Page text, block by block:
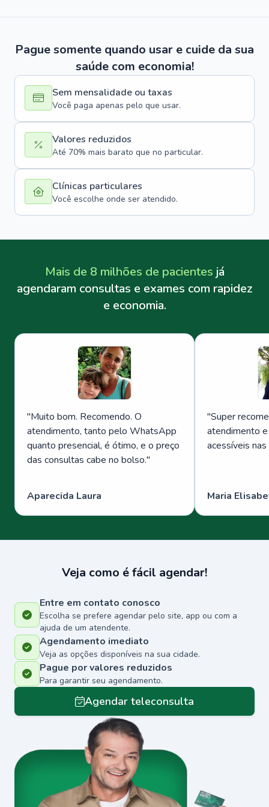
Pague somente quando usar e cuide da sua
saúde com economia!
Sem mensalidade ou taxas
Você paga apenas pelo que usar.
Valores reduzidos
Até 70% mais barato que no particular.
Clínicas particulares
Você escolhe onde ser atendido.
Mais de 8 milhões de pacientes já
agendaram consultas e exames com rapidez
e economia.
"Muito bom. Recomendo. O
atendimento, tanto pelo WhatsApp
quanto presencial, é ótimo, e o preço
das consultas cabe no bolso."
Aparecida Laura
"Super
atendimento
acessíveis
Maria
Veja como é fácil agendar!
Entre em contato conosco
Escolha se prefere agendar pelo site, app ou com a
ajuda de um atendente.
Agendamento imediato
Veja as opções disponíveis na sua cidade.
Pague por valores reduzidos
Para garantir seu agendamento.
Agendar teleconsulta